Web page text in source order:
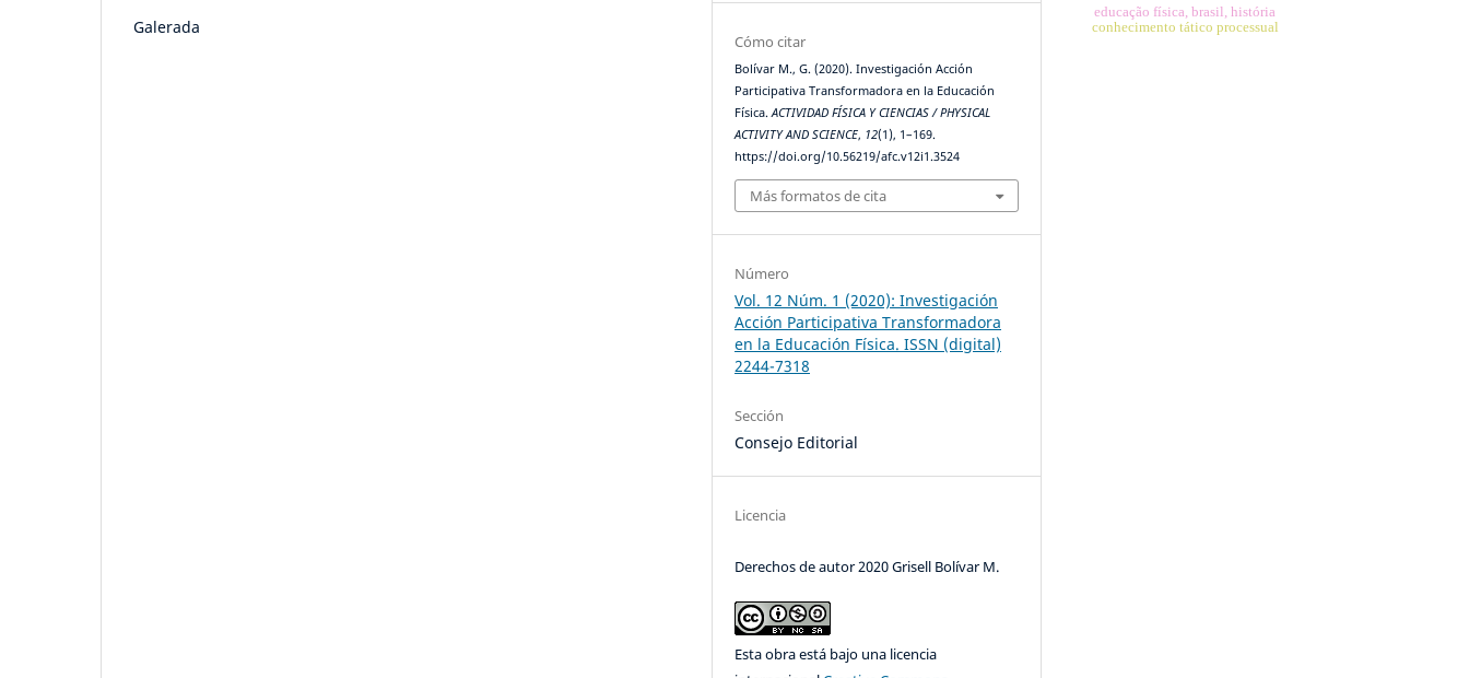
Galerada
Cómo citar
Bolívar M., G. (2020). Investigación Acción
Participativa Transformadora en la Educación
Física.ACTIVIDAD FÍSICA Y CIENCIAS / PHYSICAL
ACTIVITY AND SCIENCE, 12(1), 1–169.
https://doi.org/10.56219/afc.v12i1.3524
Más formatos de cita
Número
Vol. 12 Núm. 1 (2020): Investigación
Acción Participativa Transformadora
en la Educación Física. ISSN (digital)
2244-7318
Sección
Consejo Editorial
Licencia
Derechos de autor 2020 Grisell Bolívar M.
Esta obra está bajo una licencia
educação física, brasil, história
conhecimento tático processual